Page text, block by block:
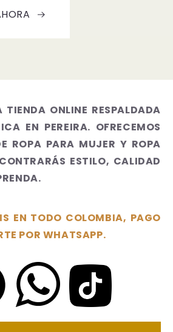
TIENDA ONLINE RESPALDADA
EN PEREIRA. OFRECEMOS
ROPA PARA MUJER Y ROPA
ESTILO, CALIDAD
EN TODO COLOMBIA, PAGO
POR WHATSAPP.